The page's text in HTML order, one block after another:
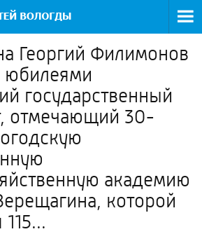
Георгий Филимонов
юбилеями
государственный
отмечающий 30-
академию
которой